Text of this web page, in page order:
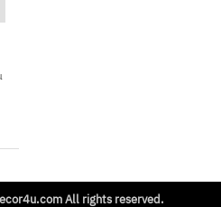
All rights reserved.